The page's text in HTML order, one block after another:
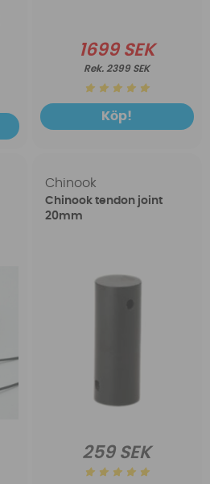
1699 SEK
2399 SEK
Köp!
Chinook
Chinook tendon joint
20mm
259 SEK